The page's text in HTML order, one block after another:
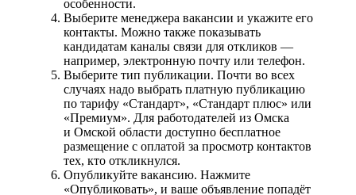
особенности.
Выберите менеджера вакансии и укажите его
контакты. Можно также показывать
кандидатам каналы связи для откликов —
например, электронную почту или телефон.
Выберите тип публикации. Почти во всех
случаях надо выбрать платную публикацию
по тарифу «Стандарт», «Стандарт плюс» или
«Премиум». Для работодателей из Омска
и Омской области доступно бесплатное
размещение с оплатой за просмотр контактов
тех, кто откликнулся.
Опубликуйте вакансию. Нажмите
«Опубликовать», и ваше объявление попадёт